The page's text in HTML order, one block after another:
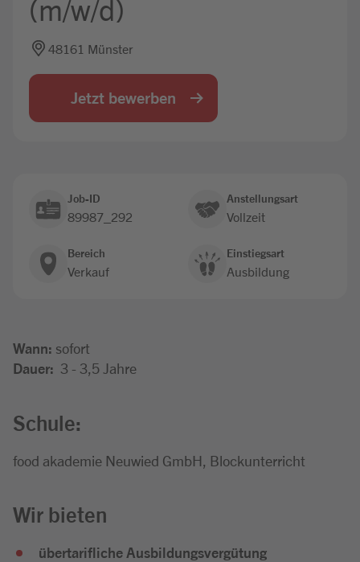
(m/w/d)
48161 Münster
Jetzt bewerben
Job-ID
89987_292
Anstellungsart
Vollzeit
Bereich
Verkauf
Einstiegsart
Ausbildung
Wann: sofort
Dauer: 3 - 3,5 Jahre
Schule:
food akademie Neuwied GmbH, Blockunterricht
Wir bieten
übertarifliche Ausbildungsvergütung